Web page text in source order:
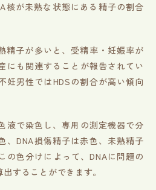
核が未熟な状態にある精子の割合
精子が多いと、受精率・妊娠率が
にも関連することが報告されてい
妊男性ではHDSの割合が高い傾向
液で染色し、専用の測定機器で分
、DNA損傷精子は赤色、未熟精子
の色分けによって、DNAに問題の
することができます。